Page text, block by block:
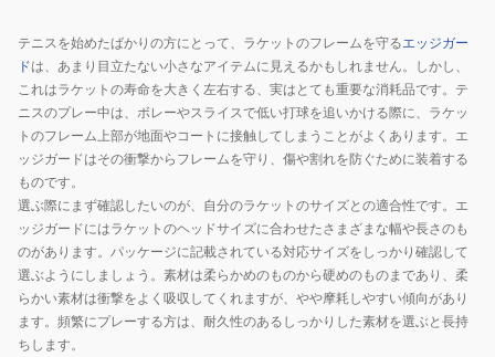
テニスを始めたばかりの方にとって、ラケットのフレームを守るエッジガー
ドは、あまり目立たない小さなアイテムに見えるかもしれません。しかし、
これはラケットの寿命を大きく左右する、実はとても重要な消耗品です。テ
ニスのプレー中は、ボレーやスライスで低い打球を追いかける際に、ラケッ
トのフレーム上部が地面やコートに接触してしまうことがよくあります。エ
ッジガードはその衝撃からフレームを守り、傷や割れを防ぐために装着する
ものです。
選ぶ際にまず確認したいのが、自分のラケットのサイズとの適合性です。エ
ッジガードにはラケットのヘッドサイズに合わせたさまざまな幅や長さのも
のがあります。パッケージに記載されている対応サイズをしっかり確認して
選ぶようにしましょう。素材は柔らかめのものから硬めのものまであり、柔
らかい素材は衝撃をよく吸収してくれますが、やや摩耗しやすい傾向があり
ます。頻繁にプレーする方は、耐久性のあるしっかりした素材を選ぶと長持
ちします。